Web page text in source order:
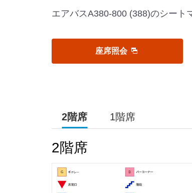
エアバスA380-800 (388)のシート
座席照会
2階席 1階席
2階席